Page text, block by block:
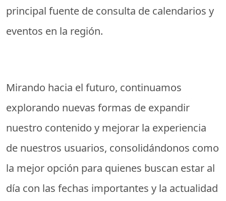
principal fuente de consulta de calendarios y
eventos en la región.
Mirando hacia el futuro, continuamos
explorando nuevas formas de expandir
nuestro contenido y mejorar la experiencia
de nuestros usuarios, consolidándonos como
la mejor opción para quienes buscan estar al
día con las fechas importantes y la actualidad